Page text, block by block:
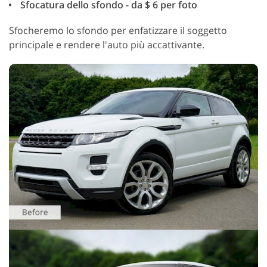
Sfocatura dello sfondo - da $ 6 per foto
Sfocheremo lo sfondo per enfatizzare il soggetto
principale e rendere l'auto più accattivante.